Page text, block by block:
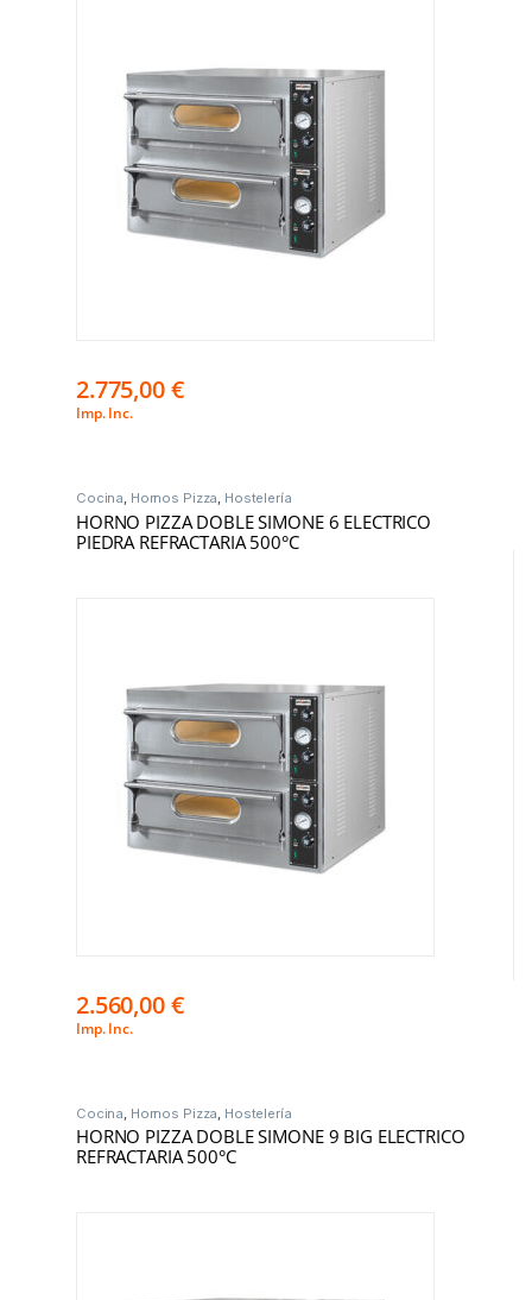
2.775,00€
Imp. Inc.
Cocina, Hornos Pizza, Hostelería
HORNO PIZZA DOBLE SIMONE 6 ELECTRICO
PIEDRA REFRACTARIA 500°C
2.560,00€
Imp. Inc.
Cocina Hornos Pizza Hostelería
HORNO PIZZA DOBLE SIMONE 9 BIG ELECTRICO
REFRACTARIA 500°C